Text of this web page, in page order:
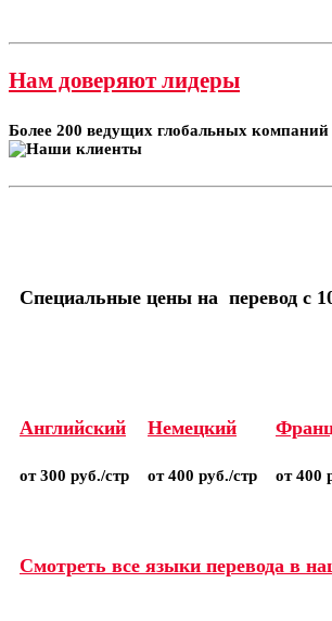
Нам доверяют лидеры
Более 200 ведущих глобальных
Специальные цены на перевод с
Английский
от 300 руб./стр
Немецкий
от 400 руб./стр от 400
Смотреть все языки перевода в